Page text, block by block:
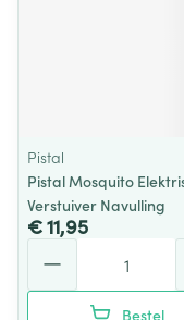
Pistal
Pistal Mosquito
Verstuiver Navulling
€ 11,95
Bestel